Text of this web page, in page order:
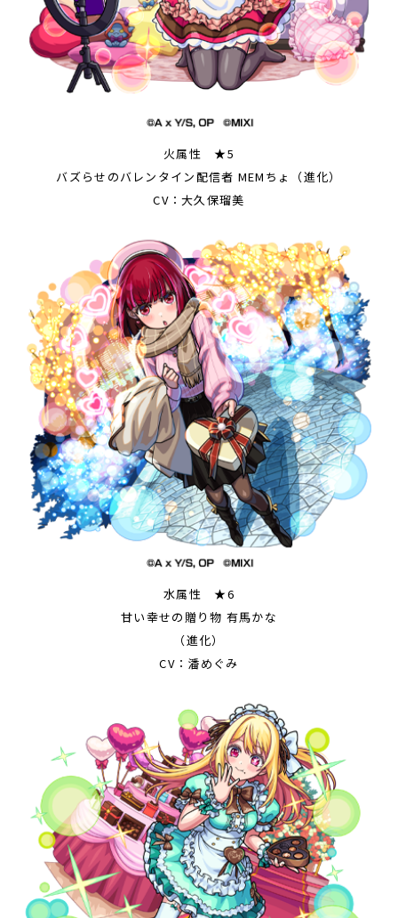
火属性 ★5
バズらせのバレンタイン配信者 MEMちょ（進化）
CV：大久保瑠美
水属性 ★6
甘い幸せの贈り物 有馬かな
（進化）
CV：潘めぐみ